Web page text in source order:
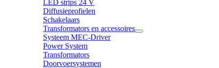
LED strips 24 V
Diffusieprofielen
Schakelaars
Transformators en accessoires
Systeem MEC-Driver
Power System
Transformators
Doorvoersystemen